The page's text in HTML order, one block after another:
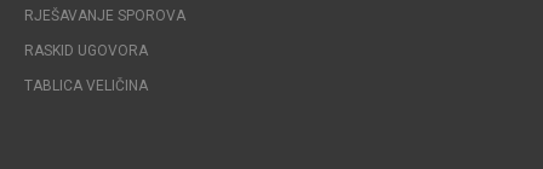
RJEŠAVANJE SPOROVA
RASKID UGOVORA
TABLICA VELIČINA